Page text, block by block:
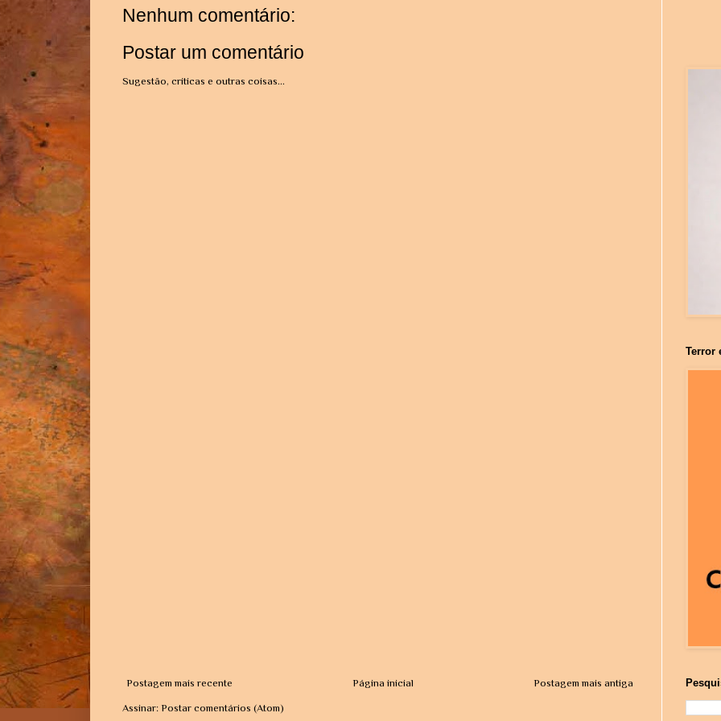
Nenhum comentário:
Postar um comentário
Sugestão, críticas e outras coisas...
Postagem mais recente Postagem mais antiga
Página inicial
Assinar: Postar comentários (Atom)
Terror